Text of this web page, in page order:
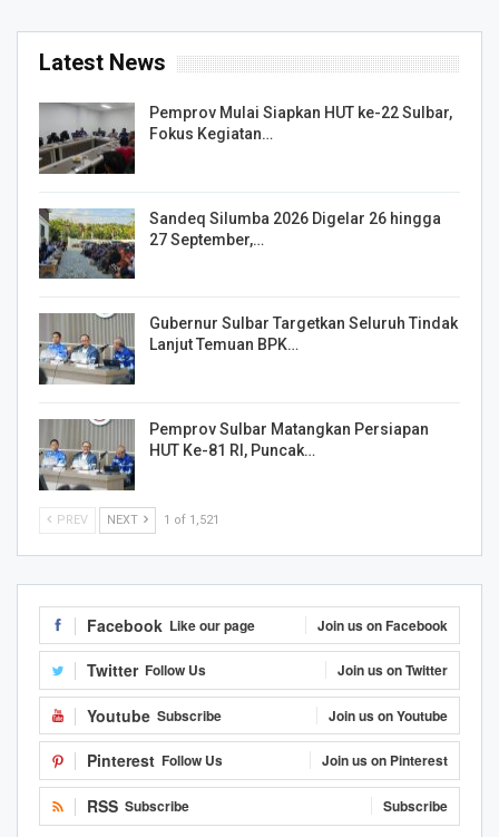
Latest News
Pemprov Mulai Siapkan HUT ke-22 Sulbar,
Fokus Kegiatan…
Sandeq Silumba 2026 Digelar 26 hingga
27 September,…
Gubernur Sulbar Targetkan Seluruh Tindak
Lanjut Temuan BPK…
Pemprov Sulbar Matangkan Persiapan
HUT Ke-81 RI, Puncak…
PREV NEXT 1 of 1,521
Facebook Like our page Join us on Facebook
Twitter Follow Us Join us on Twitter
Youtube Subscribe Join us on Youtube
Pinterest Follow Us Join us on Pinterest
RSS Subscribe Subscribe